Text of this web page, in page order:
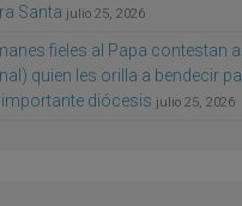
Santa julio 25, 2026
fieles al Papa contestan
quien les orilla a bendecir
diócesis julio 25, 2026